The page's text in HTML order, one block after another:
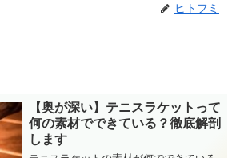
ヒトフミ
【奥が深い】テニスラケットって
何の素材でできている？徹底解剖
します